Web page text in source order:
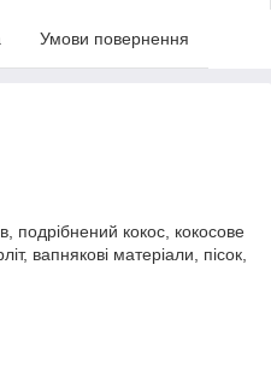
Умови повернення
подрібнений кокос, кокосове
вапнякові матеріали, пісок,